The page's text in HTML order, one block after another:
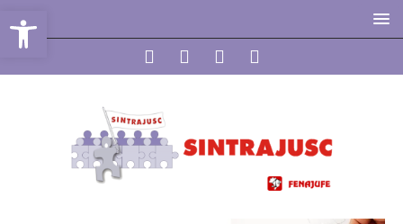
Abrir a barra de ferramentas